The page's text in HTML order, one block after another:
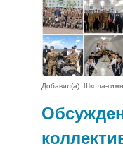
Добавил(а): Школа-